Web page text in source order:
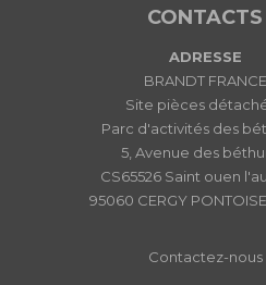
CONTACTS
ADRESSE
BRANDT FRANCE
Site pièces
Parc d'activités des
5, Avenue des
CS65526 Saint ouen
95060 CERGY
Contactez-nous